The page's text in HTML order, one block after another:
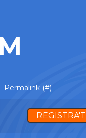
Permalink (#)
REGISTRA'T